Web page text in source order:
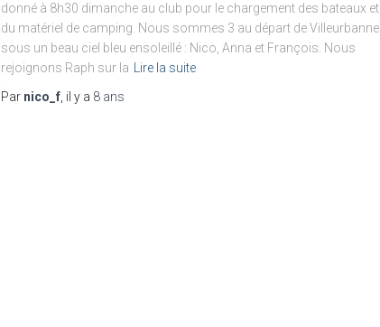
donné à 8h30 dimanche au club pour le chargement des bateaux et
du matériel de camping. Nous sommes 3 au départ de Villeurbanne
sous un beau ciel bleu ensoleillé : Nico, Anna et François. Nous
rejoignons Raph sur la
Lire la suite
Par nico_f , il y a 8 ans